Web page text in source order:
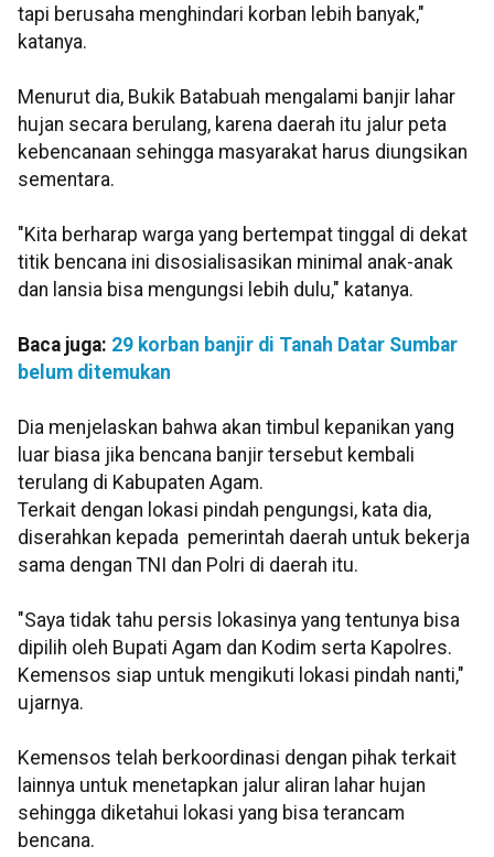
tapi berusaha menghindari korban lebih banyak,"
katanya.
Menurut dia, Bukik Batabuah mengalami banjir lahar
hujan secara berulang, karena daerah itu jalur peta
kebencanaan sehingga masyarakat harus diungsikan
sementara.
"Kita berharap warga yang bertempat tinggal di dekat
titik bencana ini disosialisasikan minimal anak-anak
dan lansia bisa mengungsi lebih dulu," katanya.
Baca juga: 29 korban banjir di Tanah Datar Sumbar
belum ditemukan
Dia menjelaskan bahwa akan timbul kepanikan yang
luar biasa jika bencana banjir tersebut kembali
terulang di Kabupaten Agam.
Terkait dengan lokasi pindah pengungsi, kata dia,
diserahkan kepada pemerintah daerah untuk bekerja
sama dengan TNI dan Polri di daerah itu.
"Saya tidak tahu persis lokasinya yang tentunya bisa
dipilih oleh Bupati Agam dan Kodim serta Kapolres.
Kemensos siap untuk mengikuti lokasi pindah nanti,"
ujarnya.
Kemensos telah berkoordinasi dengan pihak terkait
lainnya untuk menetapkan jalur aliran lahar hujan
sehingga diketahui lokasi yang bisa terancam
bencana.